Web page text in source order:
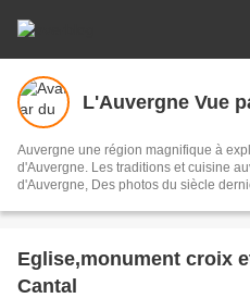
L'Auvergne Vue
Auvergne une région magnifique à
d'Auvergne. Les traditions et cuisine
d'Auvergne, Des photos du siècle
histoires drôles. Des photos de votre
Bonne visite Vous pourrez également me soumettre des articles concernant
votre village ou hameaux . Me parler
photos de familles anciennes en
Eglise,monument croix
Cantal